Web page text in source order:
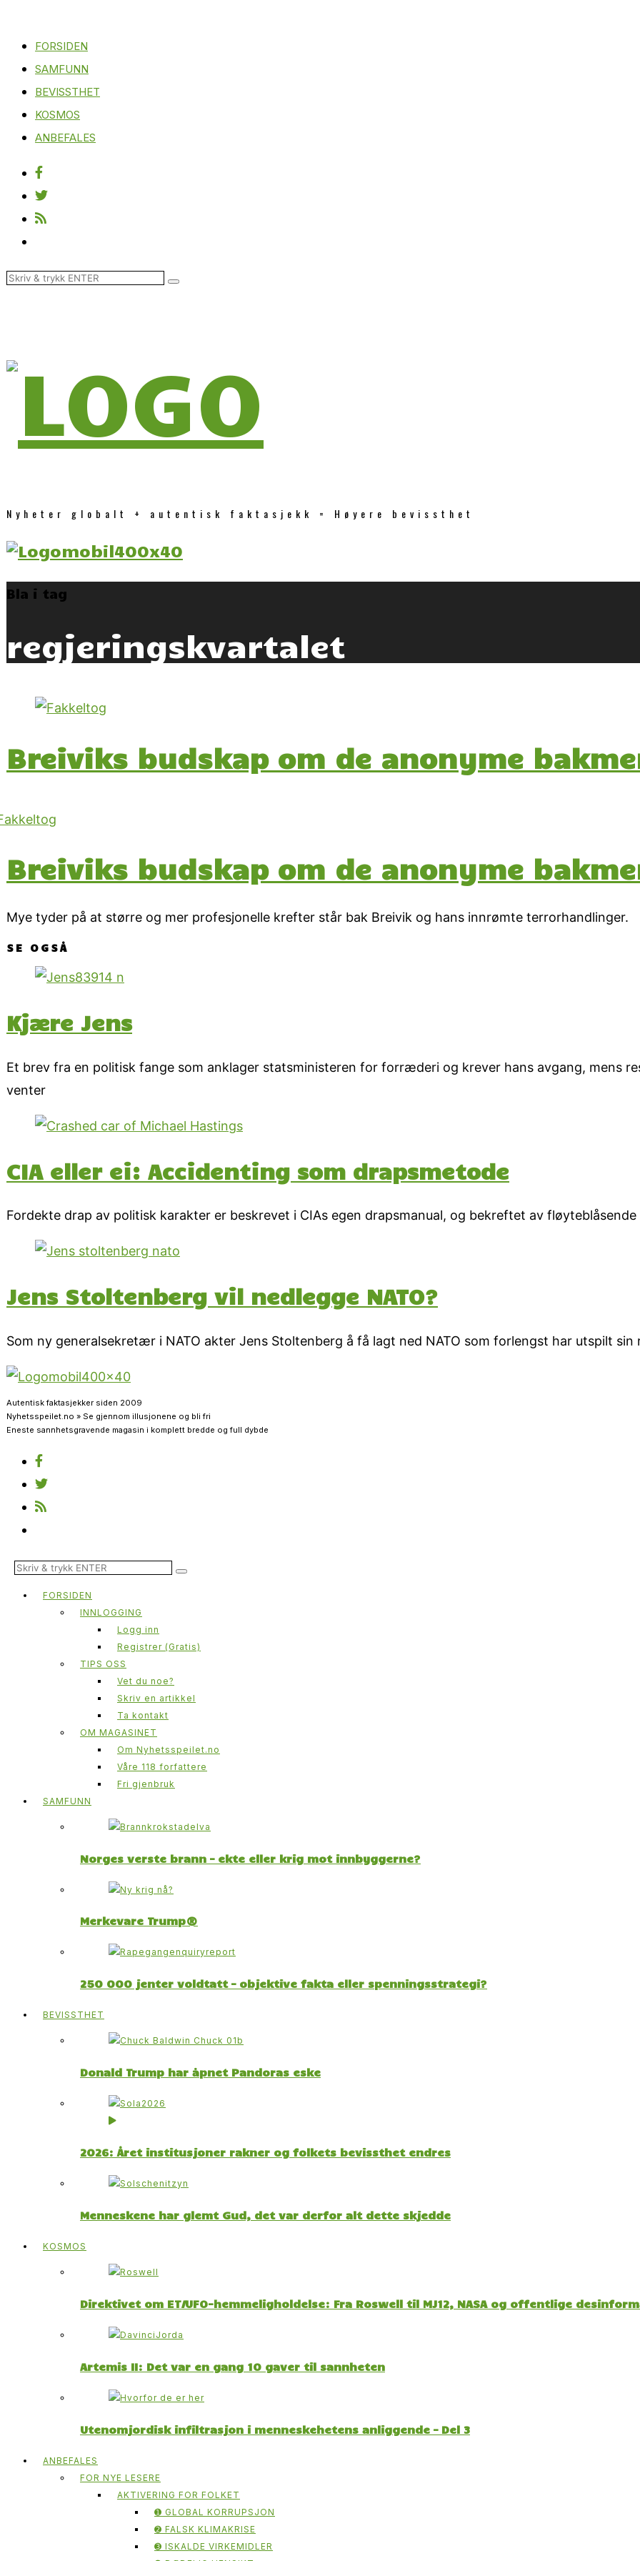
FORSIDEN
SAMFUNN
BEVISSTHET
KOSMOS
ANBEFALES
Nyheter globalt + autentisk faktasjekk = Høyere bevissthet
Bla i tag
regjeringskvartalet
Breiviks budskap om de anonyme
Breiviks budskap om de anonyme
Mye tyder på at større og mer profesjonelle krefter står bak Breivik og hans innrømte terrorhandlinger.
SE OGSÅ
Kjære Jens
Et brev fra en politisk fange som anklager statsministeren for forræderi og krever hans avgang, mens
venter
CIA eller ei: Accidenting som drapsmetode
Fordekte drap av politisk karakter er beskrevet i CIAs egen drapsmanual, og bekreftet av
Jens Stoltenberg vil nedlegge NATO?
Som ny generalsekretær i NATO akter Jens Stoltenberg å få lagt ned NATO som forlengst har utspilt sin
Autentisk faktasjekker siden 2009
Nyhetsspeilet.no » Se gjennom illusjonene og bli fri
Eneste sannhetsgravende magasin i komplett bredde og full dybde
FORSIDEN
INNLOGGING
Logg inn
Registrer (Gratis)
TIPS OSS
Vet du noe?
Skriv en artikkel
Ta kontakt
OM MAGASINET
Om Nyhetsspeilet.no
Våre 118 forfattere
Fri gjenbruk
SAMFUNN
Norges verste brann – ekte eller krig mot innbyggerne?
Merkevare Trump®
250 000 jenter voldtatt – objektive fakta eller spenningsstrategi?
BEVISSTHET
Donald Trump har åpnet Pandoras eske
2026: Året institusjoner rakner og folkets bevissthet endres
Menneskene har glemt Gud, det var derfor alt dette skjedde
KOSMOS
Direktivet om ET/UFO-hemmeligholdelse: Fra Roswell til MJ12, NASA og offentlige
Artemis II: Det var en gang 10 gaver til sannheten
Utenomjordisk infiltrasjon i menneskehetens anliggende – Del 3
ANBEFALES
FOR NYE LESERE
AKTIVERING FOR FOLKET
➊ GLOBAL KORRUPSJON
➋ FALSK KLIMAKRISE
➌ ISKALDE VIRKEMIDLER